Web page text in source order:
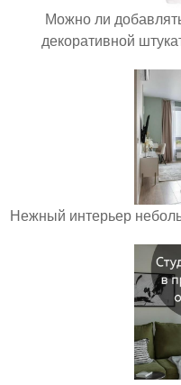
Можно ли
декоративной
Нежный интерьер